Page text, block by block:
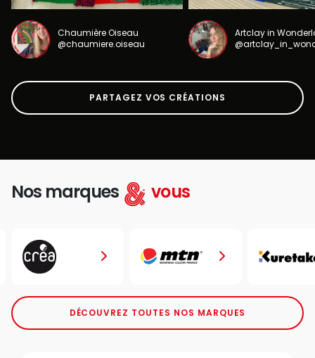
Chaumière Oiseau
@chaumiere.oiseau
Artclay in
PARTAGEZ VOS CRÉATIONS
Nos marques vous
DÉCOUVREZ TOUTES NOS MARQUES